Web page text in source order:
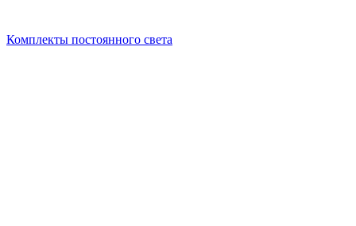
Комплекты постоянного света